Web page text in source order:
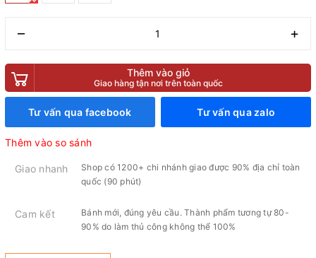
– +
Thêm vào giỏ
Giao hàng tận nơi trên toàn quốc
Tư vấn qua facebook Tư vấn qua zalo
Thêm vào so sánh
Giao nhanh
Shop có 1200+ chi nhánh giao được 90% địa chỉ toàn
quốc (90 phút)
Cam kết
Bánh mới, đúng yêu cầu. Thành phẩm tương tự 80-
90% do làm thủ công không thể 100%